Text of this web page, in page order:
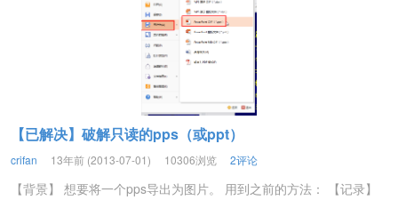
【已解决】破解只读的pps（或ppt）
crifan 13年前 (2013-07-01) 10306浏览 2评论
【背景】 想要将一个pps导出为图片。 用到之前的方法： 【记录】